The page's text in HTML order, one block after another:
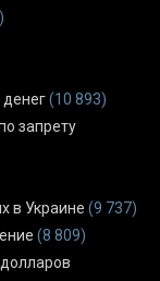
(10 893)
запрету
в Украине (9 737)
(8 809)